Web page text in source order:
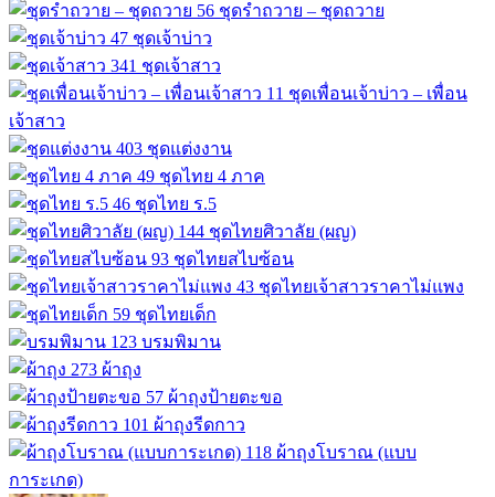
56 ชุดรำถวาย – ชุดถวาย
47 ชุดเจ้าบ่าว
341 ชุดเจ้าสาว
11 ชุดเพื่อนเจ้าบ่าว – เพื่อน
เจ้าสาว
403 ชุดแต่งงาน
49 ชุดไทย 4 ภาค
46 ชุดไทย ร.5
144 ชุดไทยศิวาลัย (ผญ)
93 ชุดไทยสไบซ้อน
43 ชุดไทยเจ้าสาวราคาไม่แพง
59 ชุดไทยเด็ก
123 บรมพิมาน
273 ผ้าถุง
57 ผ้าถุงป้ายตะขอ
101 ผ้าถุงรีดกาว
118 ผ้าถุงโบราณ (แบบ
การะเกด)